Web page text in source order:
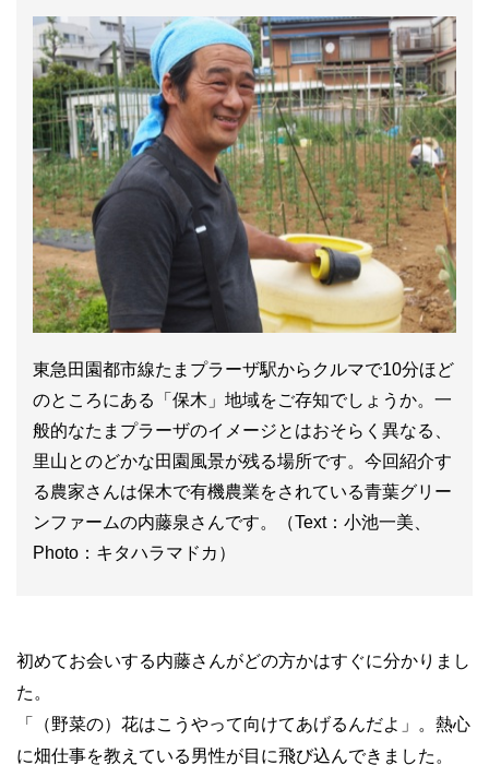
東急田園都市線たまプラーザ駅からクルマで10分ほど
のところにある「保木」地域をご存知でしょうか。一
般的なたまプラーザのイメージとはおそらく異なる、
里山とのどかな田園風景が残る場所です。今回紹介す
る農家さんは保木で有機農業をされている青葉グリー
ンファームの内藤泉さんです。（Text：小池一美、
Photo：キタハラマドカ）
初めてお会いする内藤さんがどの方かはすぐに分かりまし
た。
「（野菜の）花はこうやって向けてあげるんだよ」。熱心
に畑仕事を教えている男性が目に飛び込んできました。